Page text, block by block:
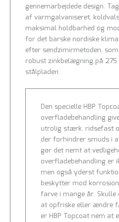
gennemarbejdede design.
af varmgalvaniseret,
maksimal holdbarhed og
for det barske nordiske
efter sendzimirmetoden,
robust zinkbelægning på
stålpladen.
Den specielle HBP
overfladebehandling
utrolig stærk, ridsefast
der forhindrer smuds i
gør det nemt at
overfladebehandling er
men også yderst
beskytter mod
farve i mange år.
at opfriske eller ændre
er HBP Topcoat nem at